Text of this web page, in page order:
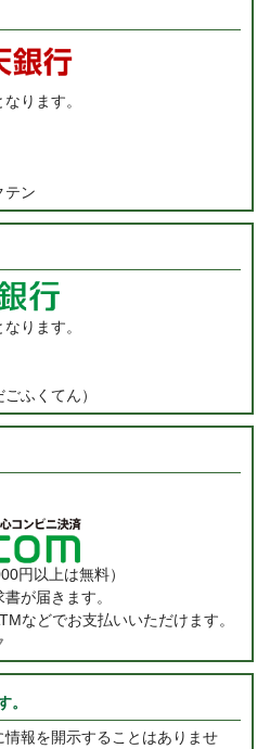
ります。
ン
ります。
ふくてん）
円以上は無料）
が届きます。
などでお支払いいただけます。
。
報を開示することはありませ